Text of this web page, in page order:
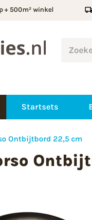
+ 500m² winkel
Startsets
Ontbijtbord 22,5 cm